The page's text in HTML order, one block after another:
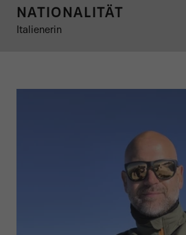
NATIONALITÄT
Italienerin